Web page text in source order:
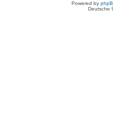
Powered by
Deutsche